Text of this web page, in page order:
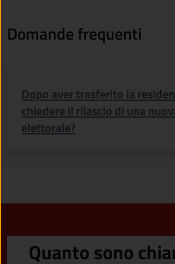
Domande frequenti
Dopo aver trasferito la
chiedere il rilascio di una
elettorale?
Quanto sono